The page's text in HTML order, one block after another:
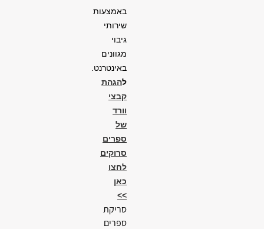
באמצעות
שירותי
גיבוי
מגוונים
באינטרנט.
להגהת
קבצי
וורד
של
ספרים
סרוקים
לחצו
כאן
>>
סריקת
ספרים